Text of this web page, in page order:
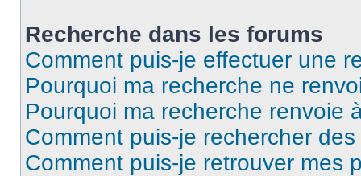
Recherche dans les forums
Comment puis-je effectuer une
Pourquoi ma recherche ne
Pourquoi ma recherche renvoie
Comment puis-je rechercher
Comment puis-je retrouver mes